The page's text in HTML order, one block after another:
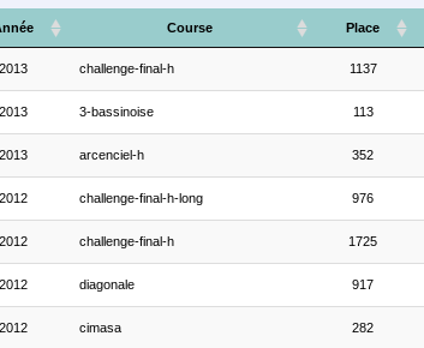
Course Place
2013 challenge-final-h 1137
2013 3-bassinoise 113
2013 arcenciel-h 352
2012 challenge-final-h-long 976
2012 challenge-final-h 1725
2012 diagonale 917
2012 cimasa 282